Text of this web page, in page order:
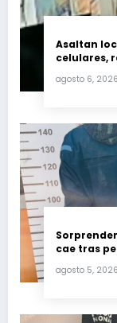
Asaltan
celulares,
agosto 6, 2026
cae tras
agosto 5, 2026